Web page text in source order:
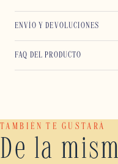
ENVÍO Y DEVOLUCIONES
FAQ DEL PRODUCTO
TAMBIÉN TE GUSTARÁ
De la